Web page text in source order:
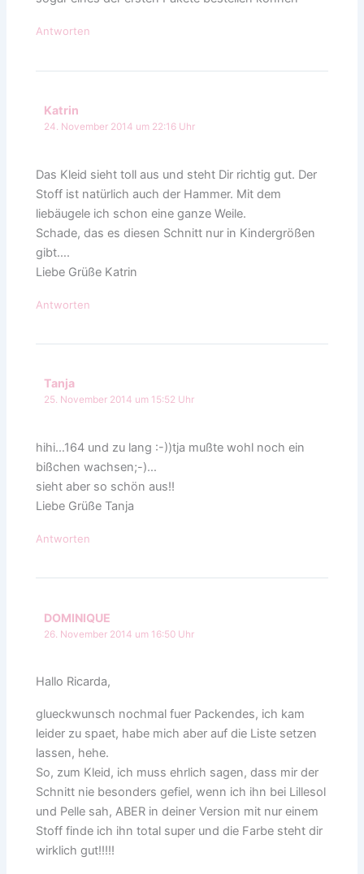
Antworten
Katrin
24. November 2014 um 22:16 Uhr
Das Kleid sieht toll aus und steht Dir richtig gut. Der
Stoff ist natürlich auch der Hammer. Mit dem
liebäugele ich schon eine ganze Weile.
Schade, das es diesen Schnitt nur in Kindergrößen
gibt….
Liebe Grüße Katrin
Antworten
Tanja
25. November 2014 um 15:52 Uhr
hihi…164 und zu lang :-))tja mußte wohl noch ein
bißchen wachsen;-)…
sieht aber so schön aus!!
Liebe Grüße Tanja
Antworten
DOMINIQUE
26. November 2014 um 16:50 Uhr
Hallo Ricarda,
glueckwunsch nochmal fuer Packendes, ich kam
leider zu spaet, habe mich aber auf die Liste setzen
lassen, hehe.
So, zum Kleid, ich muss ehrlich sagen, dass mir der
Schnitt nie besonders gefiel, wenn ich ihn bei Lillesol
und Pelle sah, ABER in deiner Version mit nur einem
Stoff finde ich ihn total super und die Farbe steht dir
wirklich gut!!!!!